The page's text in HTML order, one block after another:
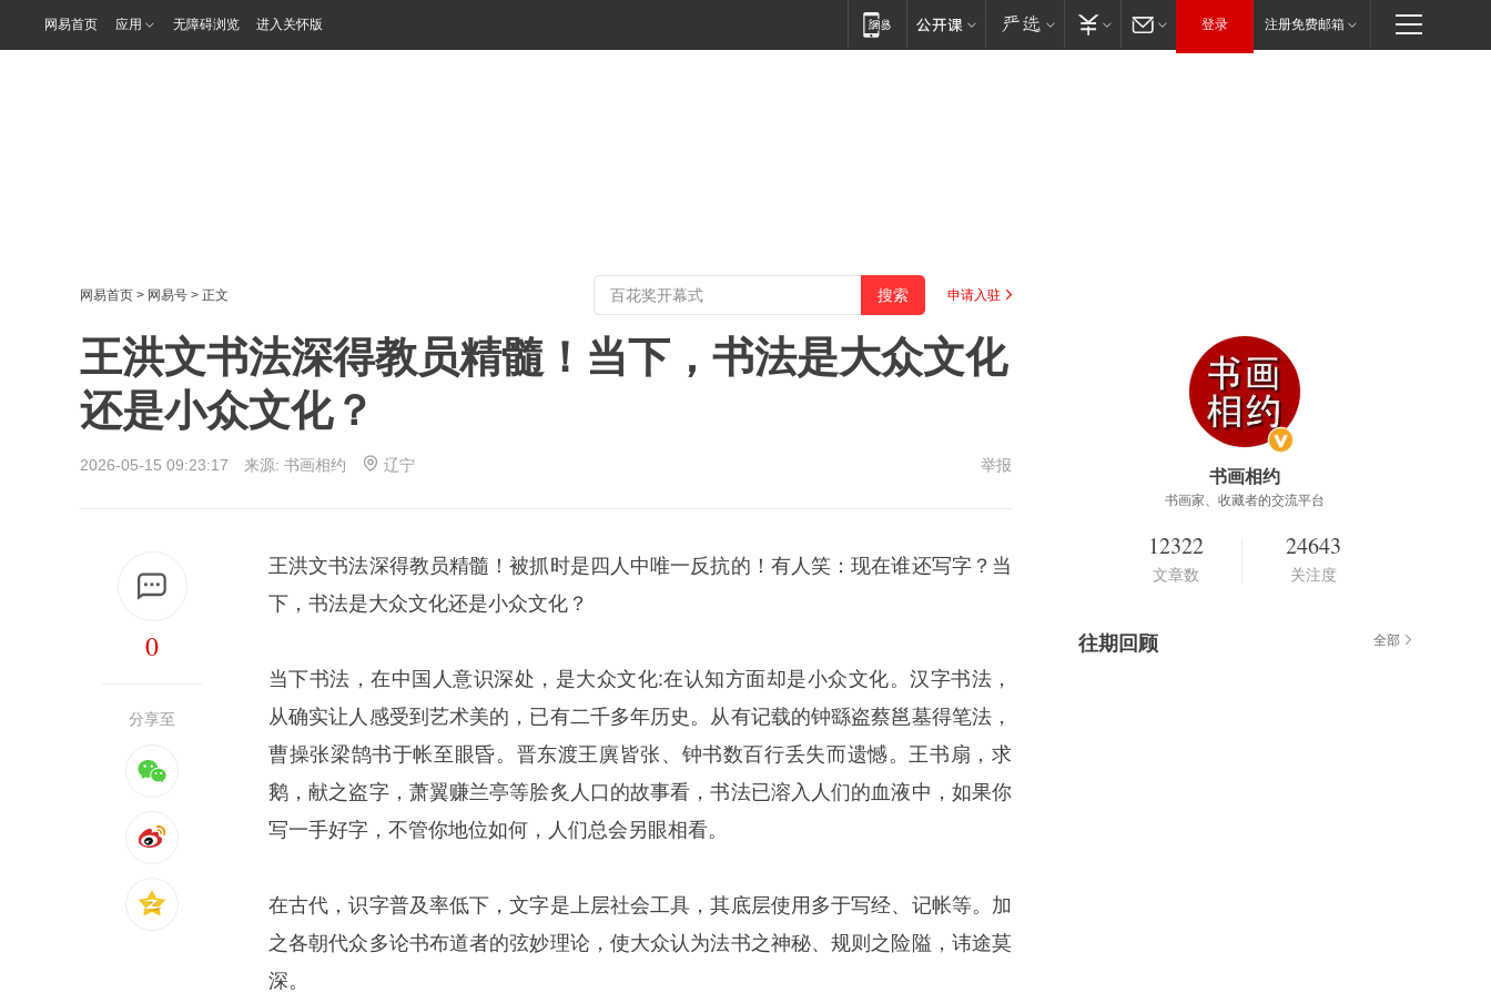
网易首页 应用 无障碍浏览 进入关怀版 登录 注册免费邮箱
网易首页 > 网易号 > 正文 申请入驻
王洪文书法深得教员精髓！当下，书法是大众文化
还是小众文化？
2026-05-15 09:23:17 来源: 书画相约 辽宁 举报
0
分享至
王洪文书法深得教员精髓！被抓时是四人中唯一反抗的！有人笑：现在谁还写字？当
下，书法是大众文化还是小众文化？
当下书法，在中国人意识深处，是大众文化:在认知方面却是小众文化。汉字书法，
从确实让人感受到艺术美的，已有二千多年历史。从有记载的钟繇盗蔡邕墓得笔法，
曹操张梁鹄书于帐至眼昏。晋东渡王廙皆张、钟书数百行丢失而遗憾。王书扇，求
鹅，献之盗字，萧翼赚兰亭等脍炙人口的故事看，书法已溶入人们的血液中，如果你
写一手好字，不管你地位如何，人们总会另眼相看。
在古代，识字普及率低下，文字是上层社会工具，其底层使用多于写经、记帐等。加
之各朝代众多论书布道者的弦妙理论，使大众认为法书之神秘、规则之险隘，讳途莫
深。
书画相约
书画家、收藏者的交流平台
12322
文章数
24643
关注度
往期回顾 全部